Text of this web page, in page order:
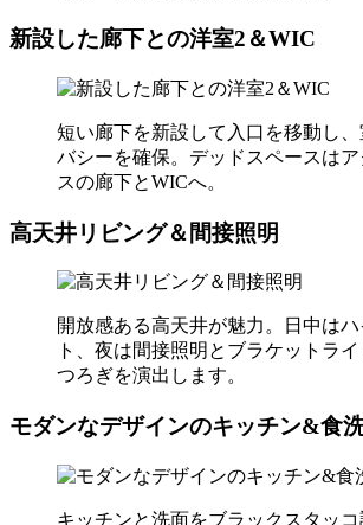
新設した廊下との洋室2＆WIC
短い廊下を新設して入口を移動し、
バシーを確保。デッドスペースはア
スの廊下とWICへ。
高天井リビング＆間接照明
開放感ある高天井が魅力。日中は
ト、夜は間接照明とブラケットライ
つろぎを演出します。
モダンなデザインのキッチン&食
キッチンと洗面をブラックスタッコ